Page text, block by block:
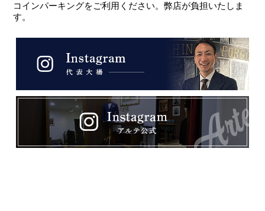
コインパーキングをご利用ください。弊店が負担いたしま
す。